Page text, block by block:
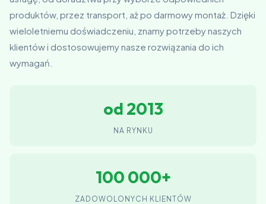
produktów, przez transport, aż po darmowy montaż. Dzięki
wieloletniemu doświadczeniu, znamy potrzeby naszych
klientów i dostosowujemy nasze rozwiązania do ich
wymagań.
od 2013
NA RYNKU
100 000+
ZADOWOLONYCH KLIENTÓW